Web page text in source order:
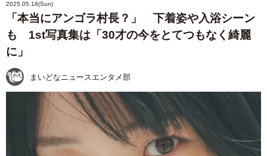
2025.05.18(Sun)
「本当にアンゴラ村長？」 下着姿や入浴シーン
も 1st写真集は「30才の今をとてつもなく綺麗
に」
まいどなニュースエンタメ部